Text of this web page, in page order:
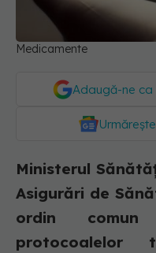
Medicamente
Adaugă-ne
Ministerul
Asigurări de
ordin comun
protocoalelor